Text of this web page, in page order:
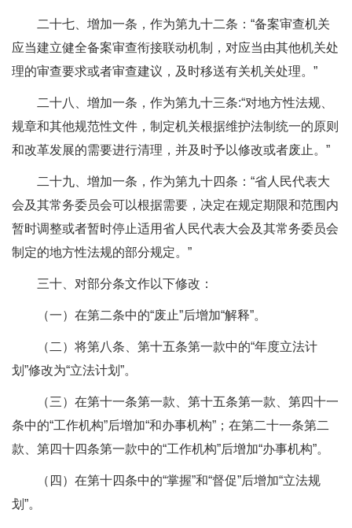
二十七、增加一条，作为第九十二条：“备案审查机关
应当建立健全备案审查衔接联动机制，对应当由其他机关处
理的审查要求或者审查建议，及时移送有关机关处理。”
二十八、增加一条，作为第九十三条:“对地方性法规、
规章和其他规范性文件，制定机关根据维护法制统一的原则
和改革发展的需要进行清理，并及时予以修改或者废止。”
二十九、增加一条，作为第九十四条：“省人民代表大
会及其常务委员会可以根据需要，决定在规定期限和范围内
暂时调整或者暂时停止适用省人民代表大会及其常务委员会
制定的地方性法规的部分规定。”
三十、对部分条文作以下修改：
（一）在第二条中的“废止”后增加“解释”。
（二）将第八条、第十五条第一款中的“年度立法计
划”修改为“立法计划”。
（三）在第十一条第一款、第十五条第一款、第四十一
条中的“工作机构”后增加“和办事机构”；在第二十一条第二
款、第四十四条第一款中的“工作机构”后增加“办事机构”。
（四）在第十四条中的“掌握”和“督促”后增加“立法规
划”。